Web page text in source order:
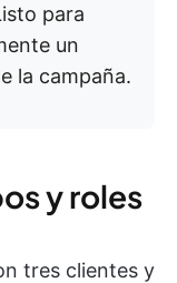
para
un
la campaña.
y roles
tres clientes y